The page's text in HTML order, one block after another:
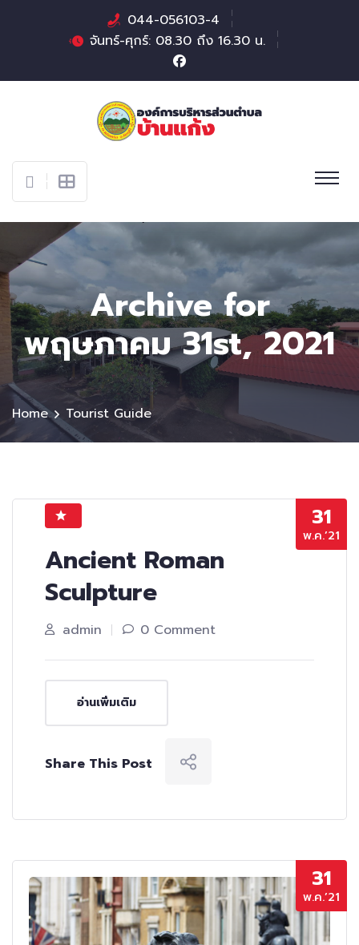
044-056103-4
จันทร์-ศุกร์: 08.30 ถึง 16.30 น.
Archive for
พฤษภาคม 31st, 2021
Home Tourist Guide
31
พ.ค.’21
Ancient Roman
Sculpture
admin 0 Comment
อ่านเพิ่มเติม
Share This Post
31
พ.ค.’21